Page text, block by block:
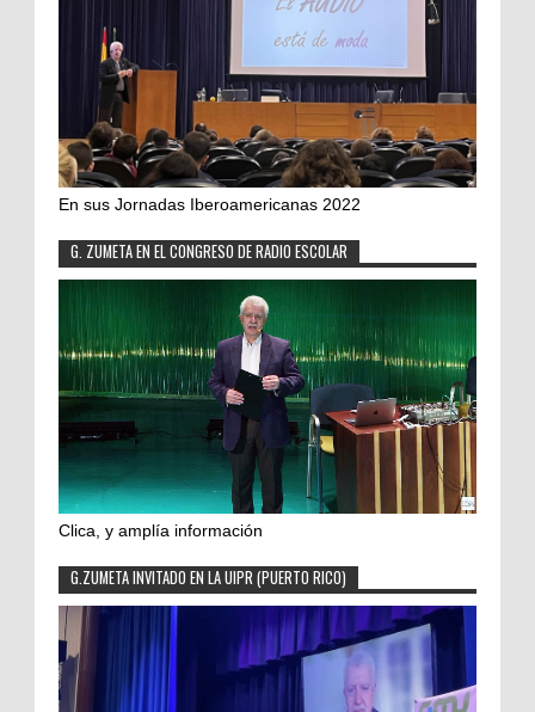
En sus Jornadas Iberoamericanas 2022
G. ZUMETA EN EL CONGRESO DE RADIO ESCOLAR
Clica, y amplía información
G.ZUMETA INVITADO EN LA UIPR (PUERTO RICO)